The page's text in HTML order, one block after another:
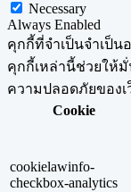
Necessary
Always Enabled
คุกกี้ที่จำเป็นจำเป็น
คุกกี้เหล่านี้ช่วยให้
ความปลอดภัยของ
Cookie
cookielawinfo-
checkbox-analytics